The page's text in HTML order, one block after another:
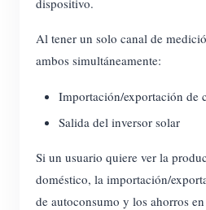
Al tener un solo canal de
ambos simultáneamente:
Importación/exportación de
Salida del inversor solar
Si un usuario quiere ver la
doméstico, la importación/
de autoconsumo y los ahorros